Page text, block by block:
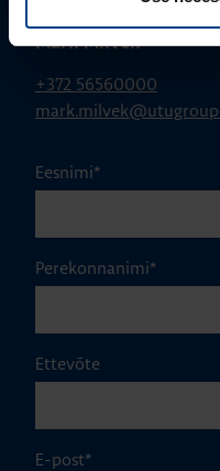
Mark Milvek
+372 56560000
Eesnimi*
Perekonnanimi*
Ettevõte
E-post*